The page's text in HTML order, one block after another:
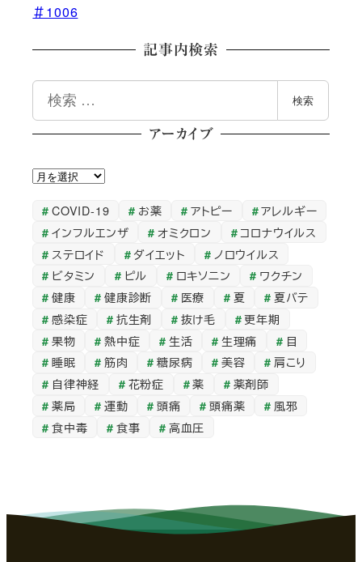
＃1006
記事内検索
索
検索
アーカイブ
ア
カ
イ
ブ
COVID-19 お薬 アトピー
アレルギー
インフルエンザ
オミクロン
コロナウイルス
ステロイド
ダイエット
ノロウイルス
ビタミン
ピル ロキソニン
ワクチン
健康
健康診断 医療 夏
夏バテ
感染症
抗生剤 抜け毛
更年期
果物
熱中症 生活 生理痛
目
睡眠
筋肉 糖尿病 美容
肩こり
自律神経
花粉症 薬
薬剤師
薬局
運動 頭痛 頭痛薬
風邪
食中毒
食事 高血圧